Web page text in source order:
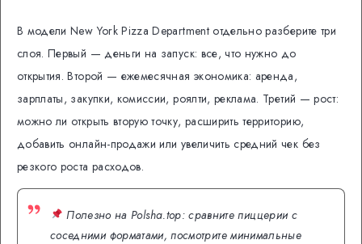
В модели New York Pizza Department отдельно разберите три
слоя. Первый — деньги на запуск: все, что нужно до
открытия. Второй — ежемесячная экономика: аренда,
зарплаты, закупки, комиссии, роялти, реклама. Третий — рост:
можно ли открыть вторую точку, расширить территорию,
добавить онлайн-продажи или увеличить средний чек без
резкого роста расходов.
Полезно на Polsha.top: сравните пиццерии с
соседними форматами, посмотрите минимальные